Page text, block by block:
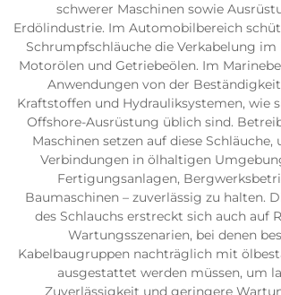
schwerer Maschinen sowie
Erdölindustrie. Im Automobilbereich
Schrumpfschläuche die Verkabelung
Motorölen und Getriebeölen. Im
Anwendungen von der
Kraftstoffen und Hydrauliksystemen, wie
Offshore-Ausrüstung üblich sind.
Maschinen setzen auf diese Schläuche,
Verbindungen in ölhaltigen
Fertigungsanlagen,
Baumaschinen – zuverlässig zu halten.
des Schlauchs erstreckt sich auch auf
Wartungsszenarien, bei denen
Kabelbaugruppen nachträglich mit
ausgestattet werden müssen, um
Zuverlässigkeit und geringere